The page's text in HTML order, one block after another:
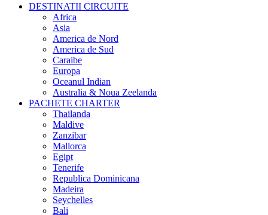
DESTINATII CIRCUITE
Africa
Asia
America de Nord
America de Sud
Caraibe
Europa
Oceanul Indian
Australia & Noua Zeelanda
PACHETE CHARTER
Thailanda
Maldive
Zanzibar
Mallorca
Egipt
Tenerife
Republica Dominicana
Madeira
Seychelles
Bali